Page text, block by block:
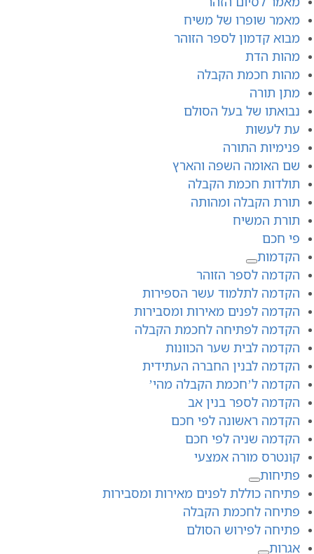
מאמר שופרו של משיח
מבוא קדמון לספר הזוהר
מהות הדת
מהות חכמת הקבלה
מתן תורה
נבואתו של בעל הסולם
עת לעשות
פנימיות התורה
שם האומה השפה והארץ
תולדות חכמת הקבלה
תורת הקבלה ומהותה
תורת המשיח
פי חכם
הקדמות
הקדמה לספר הזוהר
הקדמה לתלמוד עשר הספירות
הקדמה לפנים מאירות ומסבירות
הקדמה לפתיחה לחכמת הקבלה
הקדמה לבית שער הכוונות
הקדמה לבנין החברה העתידית
הקדמה ל’חכמת הקבלה מהי’
הקדמה לספר בנין אב
הקדמה ראשונה לפי חכם
הקדמה שניה לפי חכם
קונטרס מורה אמצעי
פתיחות
פתיחה כוללת לפנים מאירות ומסבירות
פתיחה לחכמת הקבלה
פתיחה לפירוש הסולם
אגרות